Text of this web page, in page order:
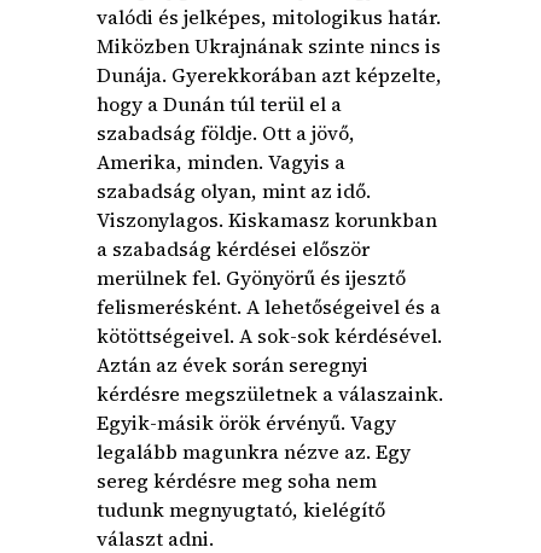
valódi és jelképes, mitologikus határ.
Miközben Ukrajnának szinte nincs is
Dunája. Gyerekkorában azt képzelte,
hogy a Dunán túl terül el a
szabadság földje. Ott a jövő,
Amerika, minden. Vagyis a
szabadság olyan, mint az idő.
Viszonylagos. Kiskamasz korunkban
a szabadság kérdései először
merülnek fel. Gyönyörű és ijesztő
felismerésként. A lehetőségeivel és a
kötöttségeivel. A sok-sok kérdésével.
Aztán az évek során seregnyi
kérdésre megszületnek a válaszaink.
Egyik-másik örök érvényű. Vagy
legalább magunkra nézve az. Egy
sereg kérdésre meg soha nem
tudunk megnyugtató, kielégítő
választ adni.